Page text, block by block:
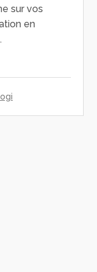
sur vos
en